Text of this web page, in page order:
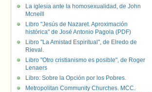
La iglesia ante la homosexualidad, de John
Mcneill
Libro "Jesús de Nazaret. Aproximación
histórica" de José Antonio Pagola (PDF)
Libro "La Amistad Espiritual", de Elredo de
Rieval.
Libro "Otro cristianismo es posible", de Roger
Lenaers
Libro: Sobre la Opción por los Pobres.
Metropolitan Community Churches. MCC.